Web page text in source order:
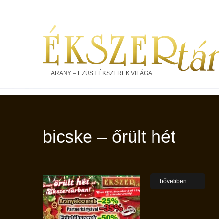
…ARANY – EZÜST ÉKSZEREK VILÁGA…
bicske – őrült hét
bővebben